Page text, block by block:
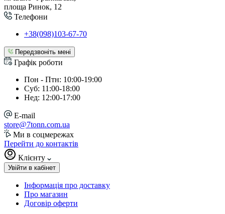
площа Ринок, 12
Телефони
+38(098)103-67-70
Передзвоніть мені
Графік роботи
Пон - Птн: 10:00-19:00
Суб: 11:00-18:00
Нед: 12:00-17:00
E-mail
store@7tonn.com.ua
Ми в соцмережах
Перейти до контактів
Клієнту
Увійти в кабінет
Інформація про доставку
Про магазин
Договір оферти